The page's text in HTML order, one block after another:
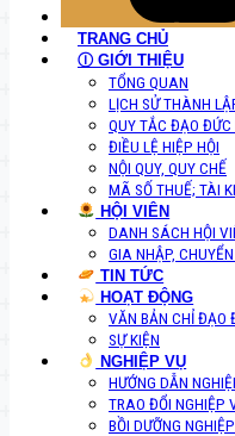
TRANG CHỦ
Ⓘ GIỚI THIỆU
TỔNG QUAN
LỊCH SỬ THÀNH
QUY TẮC ĐẠO ĐỨC
ĐIỀU LỆ HIỆP HỘI
NỘI QUY, QUY CHẾ
MÃ SỐ THUẾ; TÀI
HỘI VIÊN
DANH SÁCH HỘI
GIA NHẬP,
TIN TỨC
HOẠT ĐỘNG
VĂN BẢN CHỈ ĐẠO
SỰ KIỆN
NGHIỆP VỤ
HƯỚNG DẪN
TRAO ĐỔI NGHIỆP
BỒI DƯỠNG